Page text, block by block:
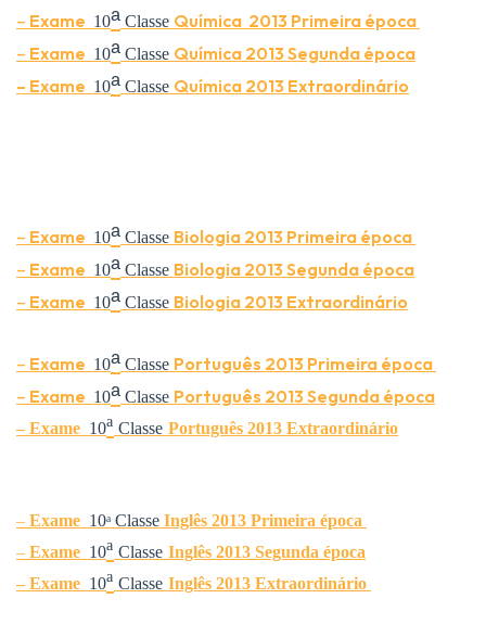
– Exame 10ᵃ Classe Química 2013 Primeira época
– Exame 10ᵃ Classe Química 2013 Segunda época
– Exame 10ᵃ Classe Química 2013 Extraordinário
– Exame 10ᵃ Classe Biologia 2013 Primeira época
– Exame 10ᵃ Classe Biologia 2013 Segunda época
– Exame 10ᵃ Classe Biologia 2013 Extraordinário
– Exame 10ᵃ Classe Português 2013 Primeira época
– Exame 10ᵃ Classe Português 2013 Segunda época
– Exame 10ᵃ Classe Português 2013 Extraordinário
– Exame 10ᵃ Classe Inglês 2013 Primeira época
– Exame 10ᵃ Classe Inglês 2013 Segunda época
– Exame 10ᵃ Classe Inglês 2013 Extraordinário